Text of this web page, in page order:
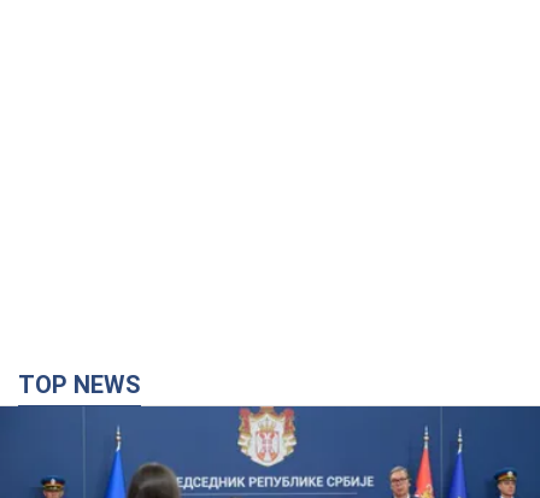
закликав посилити санкції проти Росії
Президент подякував європейським партнерам за фінансову
5 часов назад 65,9 т.